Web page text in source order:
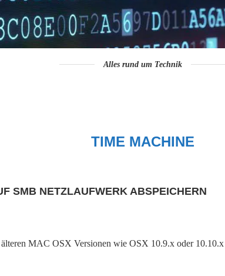
Alles rund um Technik
TIME MACHINE
SMB NETZLAUFWERK ABSPEICHERN
MAC OSX Versionen wie OSX 10.9.x oder